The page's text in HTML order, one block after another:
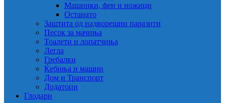
Машинки, фен и ножици
Останато
Заштита од надворешни паразити
Песок за мачиња
Тоалети и лопатчиња
Легла
Гребалки
Ќебиња и машни
Дом и Транспорт
Додатоци
Глодари